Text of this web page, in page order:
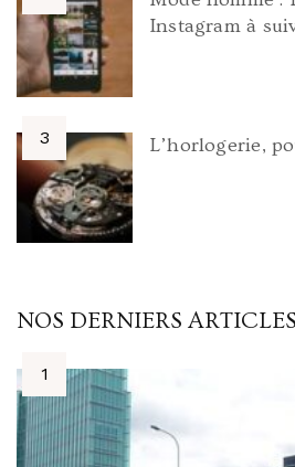
Instagram à
L’horlogerie,
NOS DERNIERS ARTICLES